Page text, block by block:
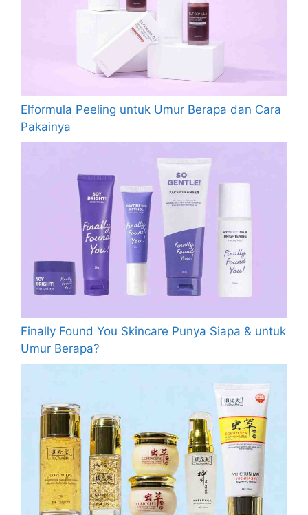
Elformula Peeling untuk Umur Berapa dan Cara
Pakainya
Finally Found You Skincare Punya Siapa & untuk
Umur Berapa?